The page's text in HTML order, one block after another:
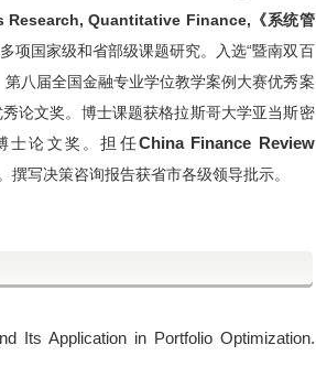
Research, Quantitative Finance, 《系统管
项国家级和省部级课题研究。
入选“暨南双百
八届全国金融专业学位教学案例大赛优秀案
论文奖。博士课题获格拉斯哥大学亚当斯密
士论文奖。担任China Finance Review
撰写决策咨询报告获省市各级领导批示。
Its Application in Portfolio Optimization.